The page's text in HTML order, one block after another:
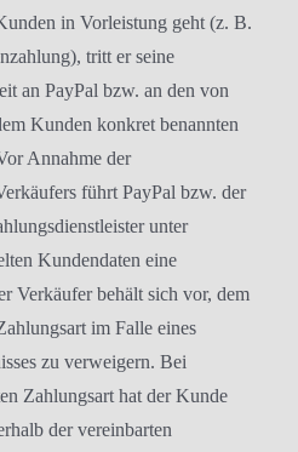
in Vorleistung geht (z. B.
tritt er seine
an PayPal bzw. an den von
Kunden konkret benannten
Annahme der
führt PayPal bzw. der
unter
Kundendaten eine
Verkäufer behält sich vor, dem
im Falle eines
zu verweigern. Bei
Zahlungsart hat der Kunde
der vereinbarten